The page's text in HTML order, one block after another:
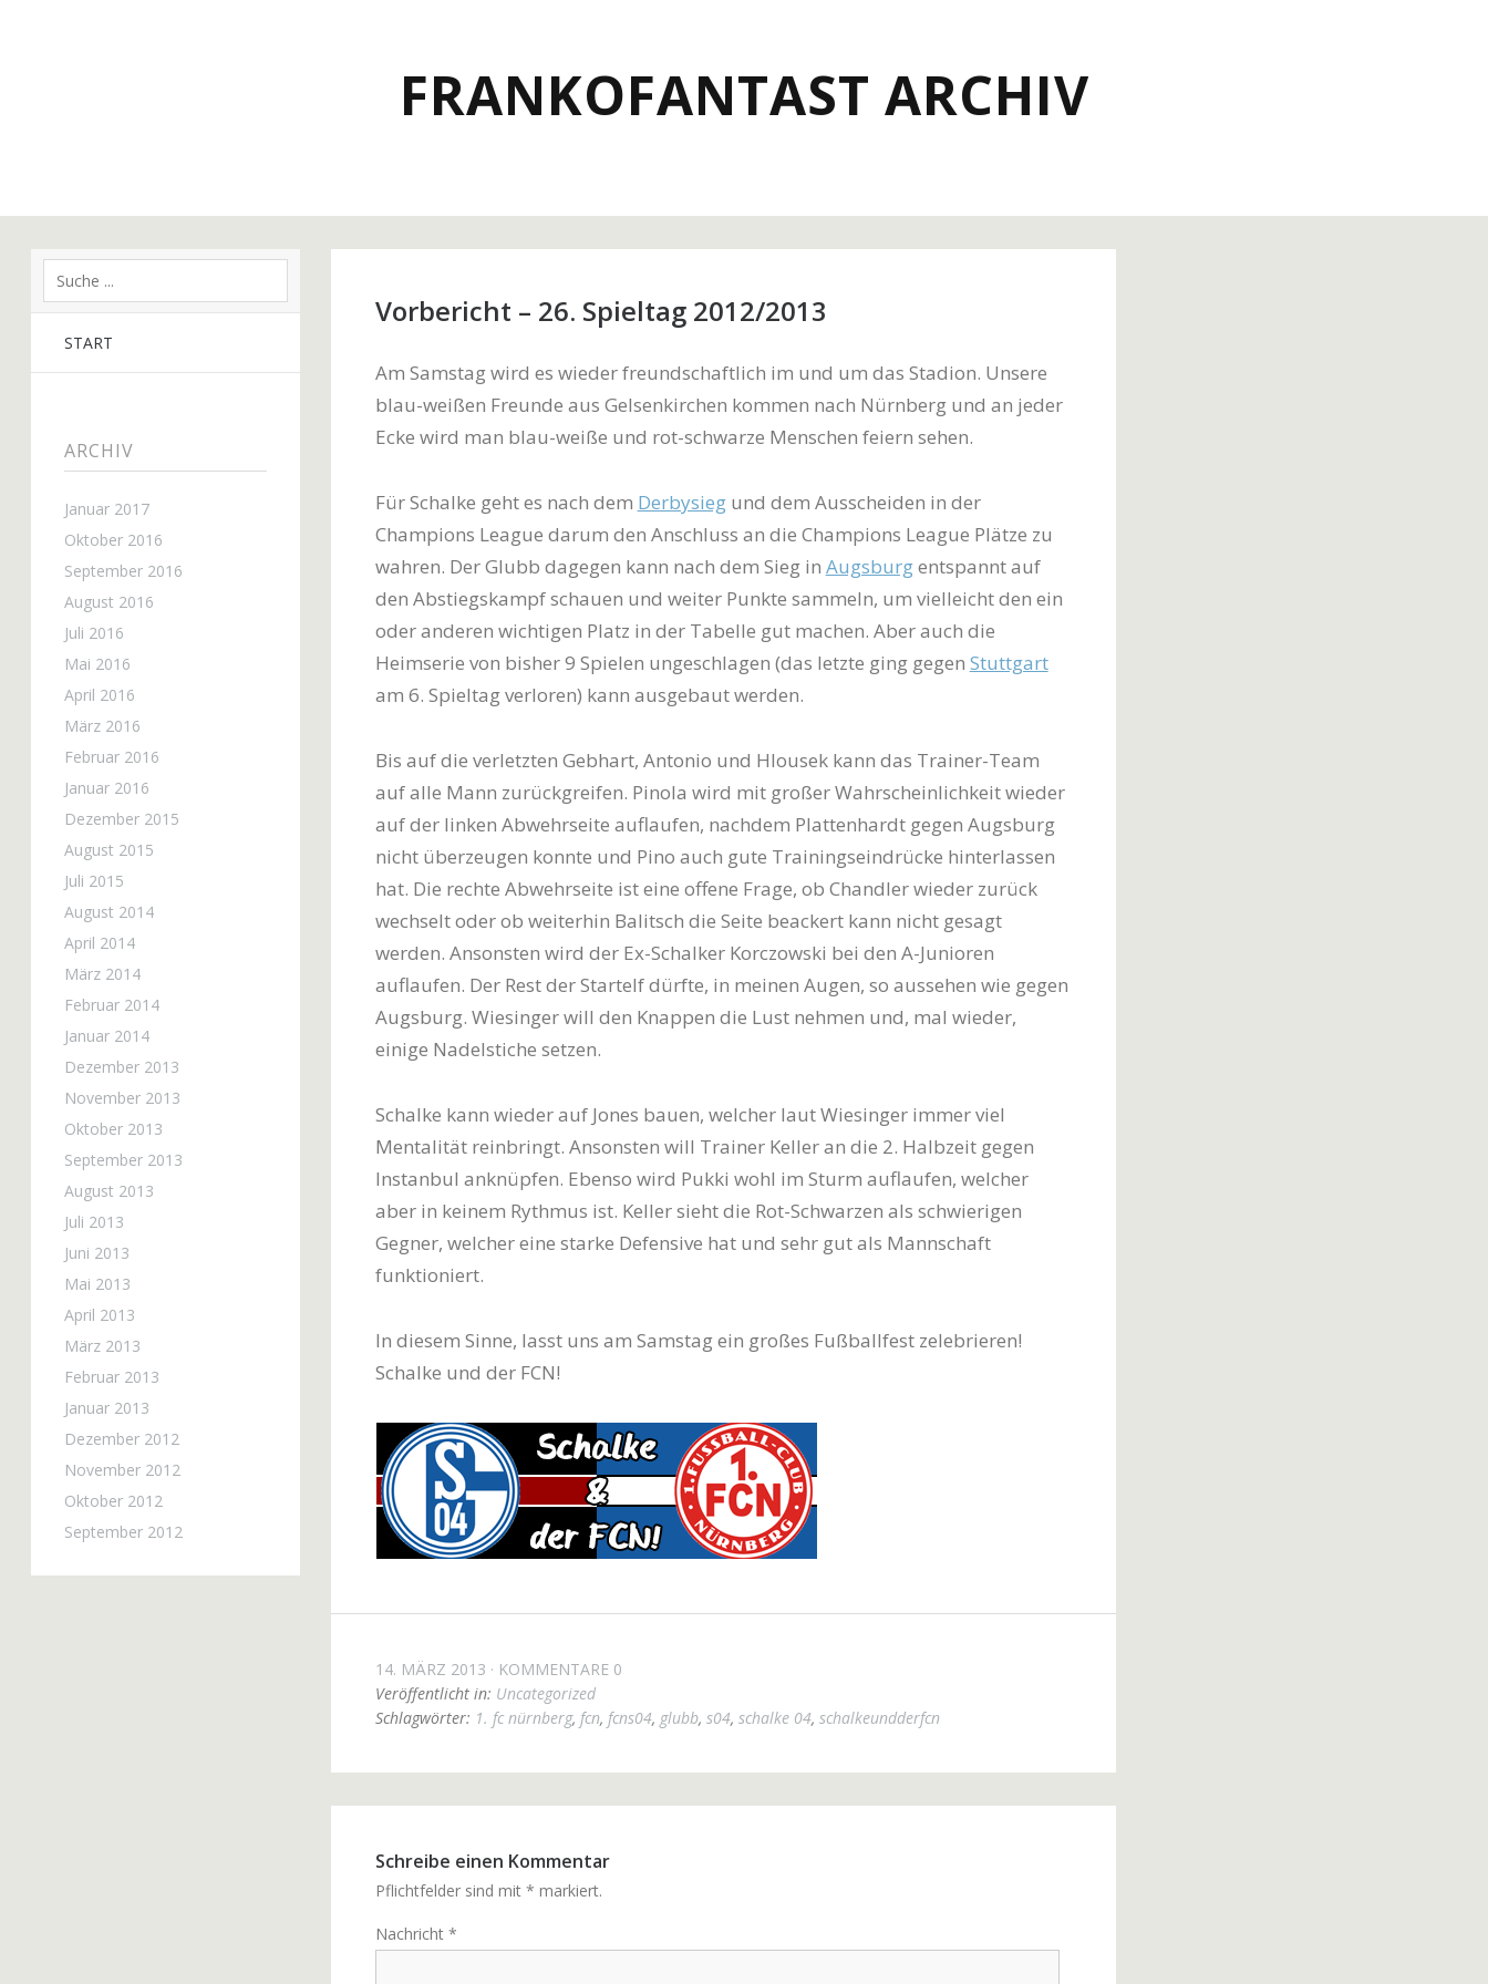
FRANKOFANTAST ARCHIV
START
ARCHIV
Januar 2017
Oktober 2016
September 2016
August 2016
Juli 2016
Mai 2016
April 2016
März 2016
Februar 2016
Januar 2016
Dezember 2015
August 2015
Juli 2015
August 2014
April 2014
März 2014
Februar 2014
Januar 2014
Dezember 2013
November 2013
Oktober 2013
September 2013
August 2013
Juli 2013
Juni 2013
Mai 2013
April 2013
März 2013
Februar 2013
Januar 2013
Dezember 2012
November 2012
Oktober 2012
September 2012
Vorbericht – 26. Spieltag 2012/2013
Am Samstag wird es wieder freundschaftlich im und um das Stadion. Unsere
blau-weißen Freunde aus Gelsenkirchen kommen nach Nürnberg und an jeder
Ecke wird man blau-weiße und rot-schwarze Menschen feiern sehen.
Für Schalke geht es nach dem Derbysiegund dem Ausscheiden in der
Champions League darum den Anschluss an die Champions League Plätze zu
wahren. Der Glubb dagegen kann nach dem Sieg in Augsburgentspannt auf
den Abstiegskampf schauen und weiter Punkte sammeln, um vielleicht den ein
oder anderen wichtigen Platz in der Tabelle gut machen. Aber auch die
Heimserie von bisher 9 Spielen ungeschlagen (das letzte ging gegen Stuttgart
am 6. Spieltag verloren) kann ausgebaut werden.
Bis auf die verletzten Gebhart, Antonio und Hlousek kann das Trainer-Team
auf alle Mann zurückgreifen. Pinola wird mit großer Wahrscheinlichkeit wieder
auf der linken Abwehrseite auflaufen, nachdem Plattenhardt gegen Augsburg
nicht überzeugen konnte und Pino auch gute Trainingseindrücke hinterlassen
hat. Die rechte Abwehrseite ist eine offene Frage, ob Chandler wieder zurück
wechselt oder ob weiterhin Balitsch die Seite beackert kann nicht gesagt
werden. Ansonsten wird der Ex-Schalker Korczowski bei den A-Junioren
auflaufen. Der Rest der Startelf dürfte, in meinen Augen, so aussehen wie gegen
Augsburg. Wiesinger will den Knappen die Lust nehmen und, mal wieder,
einige Nadelstiche setzen.
Schalke kann wieder auf Jones bauen, welcher laut Wiesinger immer viel
Mentalität reinbringt. Ansonsten will Trainer Keller an die 2. Halbzeit gegen
Instanbul anknüpfen. Ebenso wird Pukki wohl im Sturm auflaufen, welcher
aber in keinem Rythmus ist. Keller sieht die Rot-Schwarzen als schwierigen
Gegner, welcher eine starke Defensive hat und sehr gut als Mannschaft
funktioniert.
In diesem Sinne, lasst uns am Samstag ein großes Fußballfest zelebrieren!
Schalke und der FCN!
14. MÄRZ 2013
KOMMENTARE 0
Veröffentlicht in: Uncategorized
Schlagwörter: 1. fc nürnberg, fcn, fcns04, glubb, s04, schalke 04, schalkeundderfcn
Schreibe einen Kommentar
Pflichtfelder sind mit * markiert.
Nachricht *